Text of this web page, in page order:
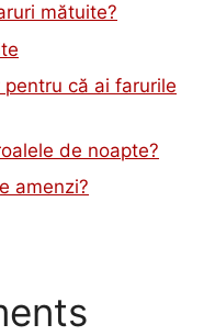
mătuite?
că ai farurile
de noapte?
amenzi?